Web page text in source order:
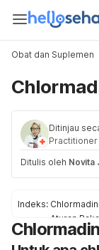
Obat dan Suplemen
Ditinjau
Practitioner
Ditulis oleh Novita
Indeks:
Aturan
Dosis
Efek